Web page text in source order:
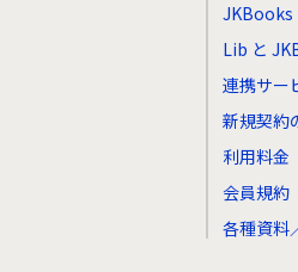
JKBooks
Lib と
連携サー
新規契約
利用料金
会員規約
各種資料